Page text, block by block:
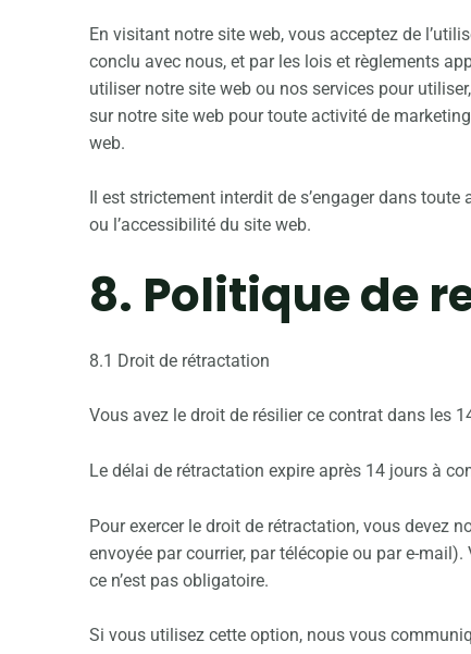
En visitant notre site web, vous acceptez de
conclu avec nous, et par les lois et règlements
utiliser notre site web ou nos services pour
sur notre site web pour toute activité de
web.
Il est strictement interdit de s’engager dans
ou l’accessibilité du site web.
8. Politique de
8.1 Droit de rétractation
Vous avez le droit de résilier ce contrat dans les
Le délai de rétractation expire après 14 jours à
Pour exercer le droit de rétractation, vous devez
envoyée par courrier, par télécopie ou par e-
ce n’est pas obligatoire.
Si vous utilisez cette option, nous vous